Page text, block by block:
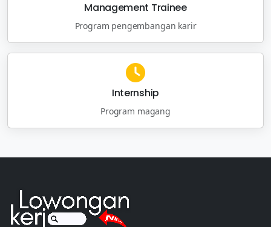
Management Trainee
Program pengembangan karir
Internship
Program magang